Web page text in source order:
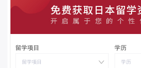
留学项目
留学项目
学历
学历